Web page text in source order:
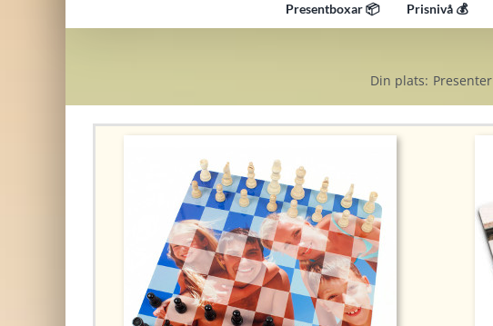
Presentboxar 📦 Prisnivå 💰
Din plats: Presenter